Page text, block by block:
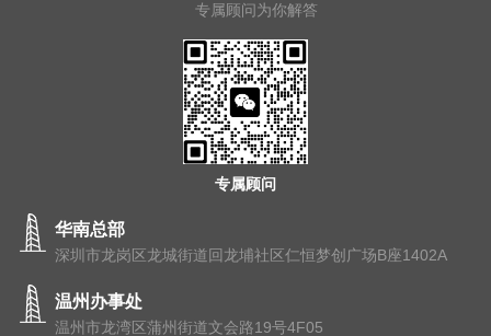
专属顾问
专属顾问为你解答
华南总部
深圳市龙岗区龙城街道回龙埔社区仁恒梦创广场B座1402A
温州办事处
温州市⻰湾区蒲州街道⽂会路19号4F05